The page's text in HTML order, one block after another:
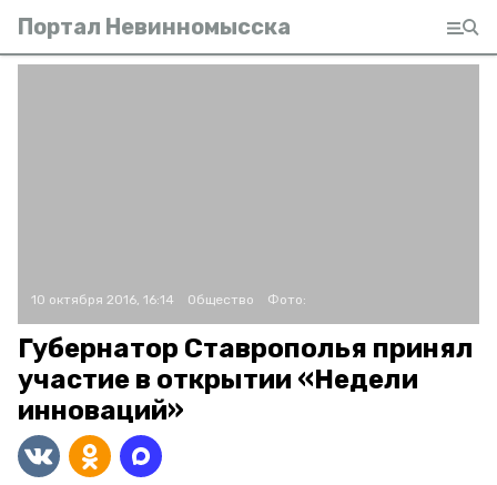
Портал Невинномысска
10 октября 2016, 16:14 Общество Фото:
Губернатор Ставрополья принял
участие в открытии «Недели
инноваций»